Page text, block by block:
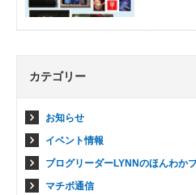
カテゴリー
お知らせ
イベント情報
ブログリーダーLYNNのほんわか
マチボ通信